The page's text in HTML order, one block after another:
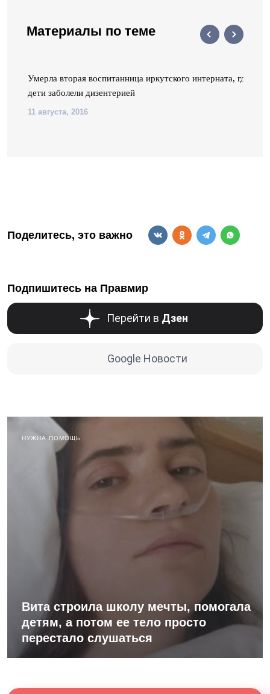
Материалы по теме
Умерла вторая воспитанница иркутского интерната, где
дети заболели дизентерией
11 августа, 2016
Поделитесь, это важно
Подпишитесь на Правмир
Перейти в Дзен
Google Новости
НУЖНА ПОМОЩЬ
Вита строила школу мечты, помогала
детям, а потом ее тело просто
перестало слушаться